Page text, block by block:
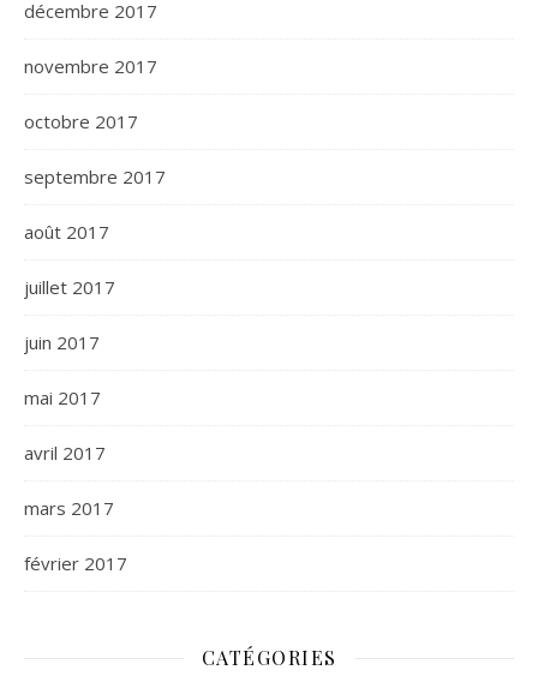
décembre 2017
novembre 2017
octobre 2017
septembre 2017
août 2017
juillet 2017
juin 2017
mai 2017
avril 2017
mars 2017
février 2017
CATÉGORIES